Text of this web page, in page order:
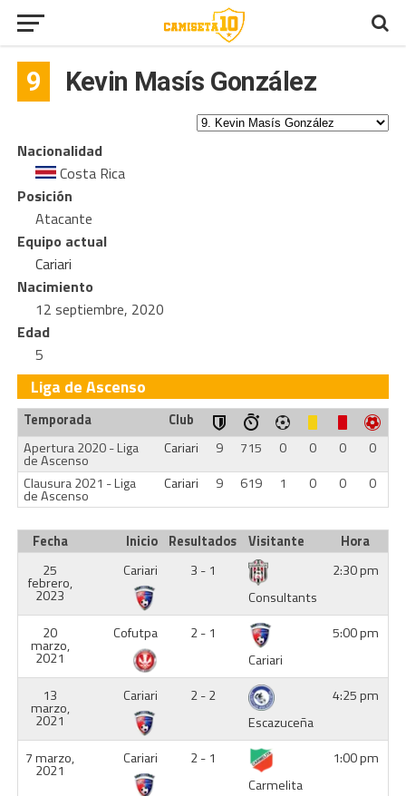
9 Kevin Masís González
Nacionalidad
Costa Rica
Posición
Atacante
Equipo actual
Cariari
Nacimiento
12 septiembre, 2020
Edad
5
Liga de Ascenso
Temporada
Club
Apertura 2020 - Liga
de Ascenso
Cariari 9 715 0 0 0
0
Clausura 2021 - Liga
de Ascenso
Cariari 9 619 1 0 0 0
Fecha Inicio Resultados Visitante
Hora
25
febrero,
2023
Cariari
3 - 1
Consultants
2:30 pm
20
marzo,
2021
Cofutpa
2 - 1
Cariari
5:00 pm
13
marzo,
2021
Cariari
2 - 2
Escazuceña
4:25 pm
7 marzo,
2021
Cariari
2 - 1
Carmelita
1:00 pm